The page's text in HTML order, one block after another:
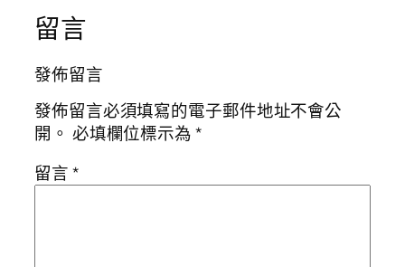
留言
發佈留言
發佈留言必須填寫的電子郵件地址不會公
開。 必填欄位標示為*
留言*